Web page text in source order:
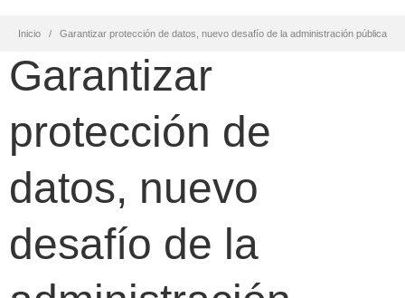
Inicio Garantizar protección de datos, nuevo desafío de la administración pública
Garantizar
protección de
datos, nuevo
desafío de la